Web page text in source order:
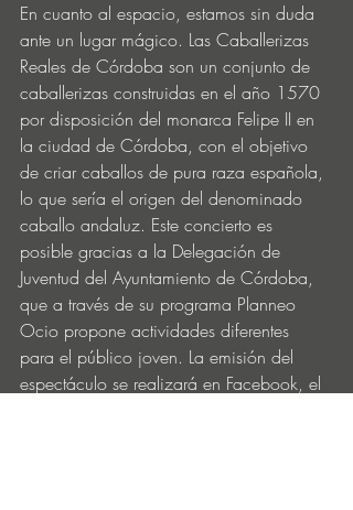
En cuanto al espacio, estamos sin duda
ante un lugar mágico. Las Caballerizas
Reales de Córdoba son un conjunto de
caballerizas construidas en el año 1570
por disposición del monarca Felipe II en
la ciudad de Córdoba, con el objetivo
de criar caballos de pura raza española,
lo que sería el origen del denominado
caballo andaluz. Este concierto es
posible gracias a la Delegación de
Juventud del Ayuntamiento de Córdoba,
que a través de su programa Planneo
Ocio propone actividades diferentes
para el público joven. La emisión del
espectáculo se realizará en Facebook, el